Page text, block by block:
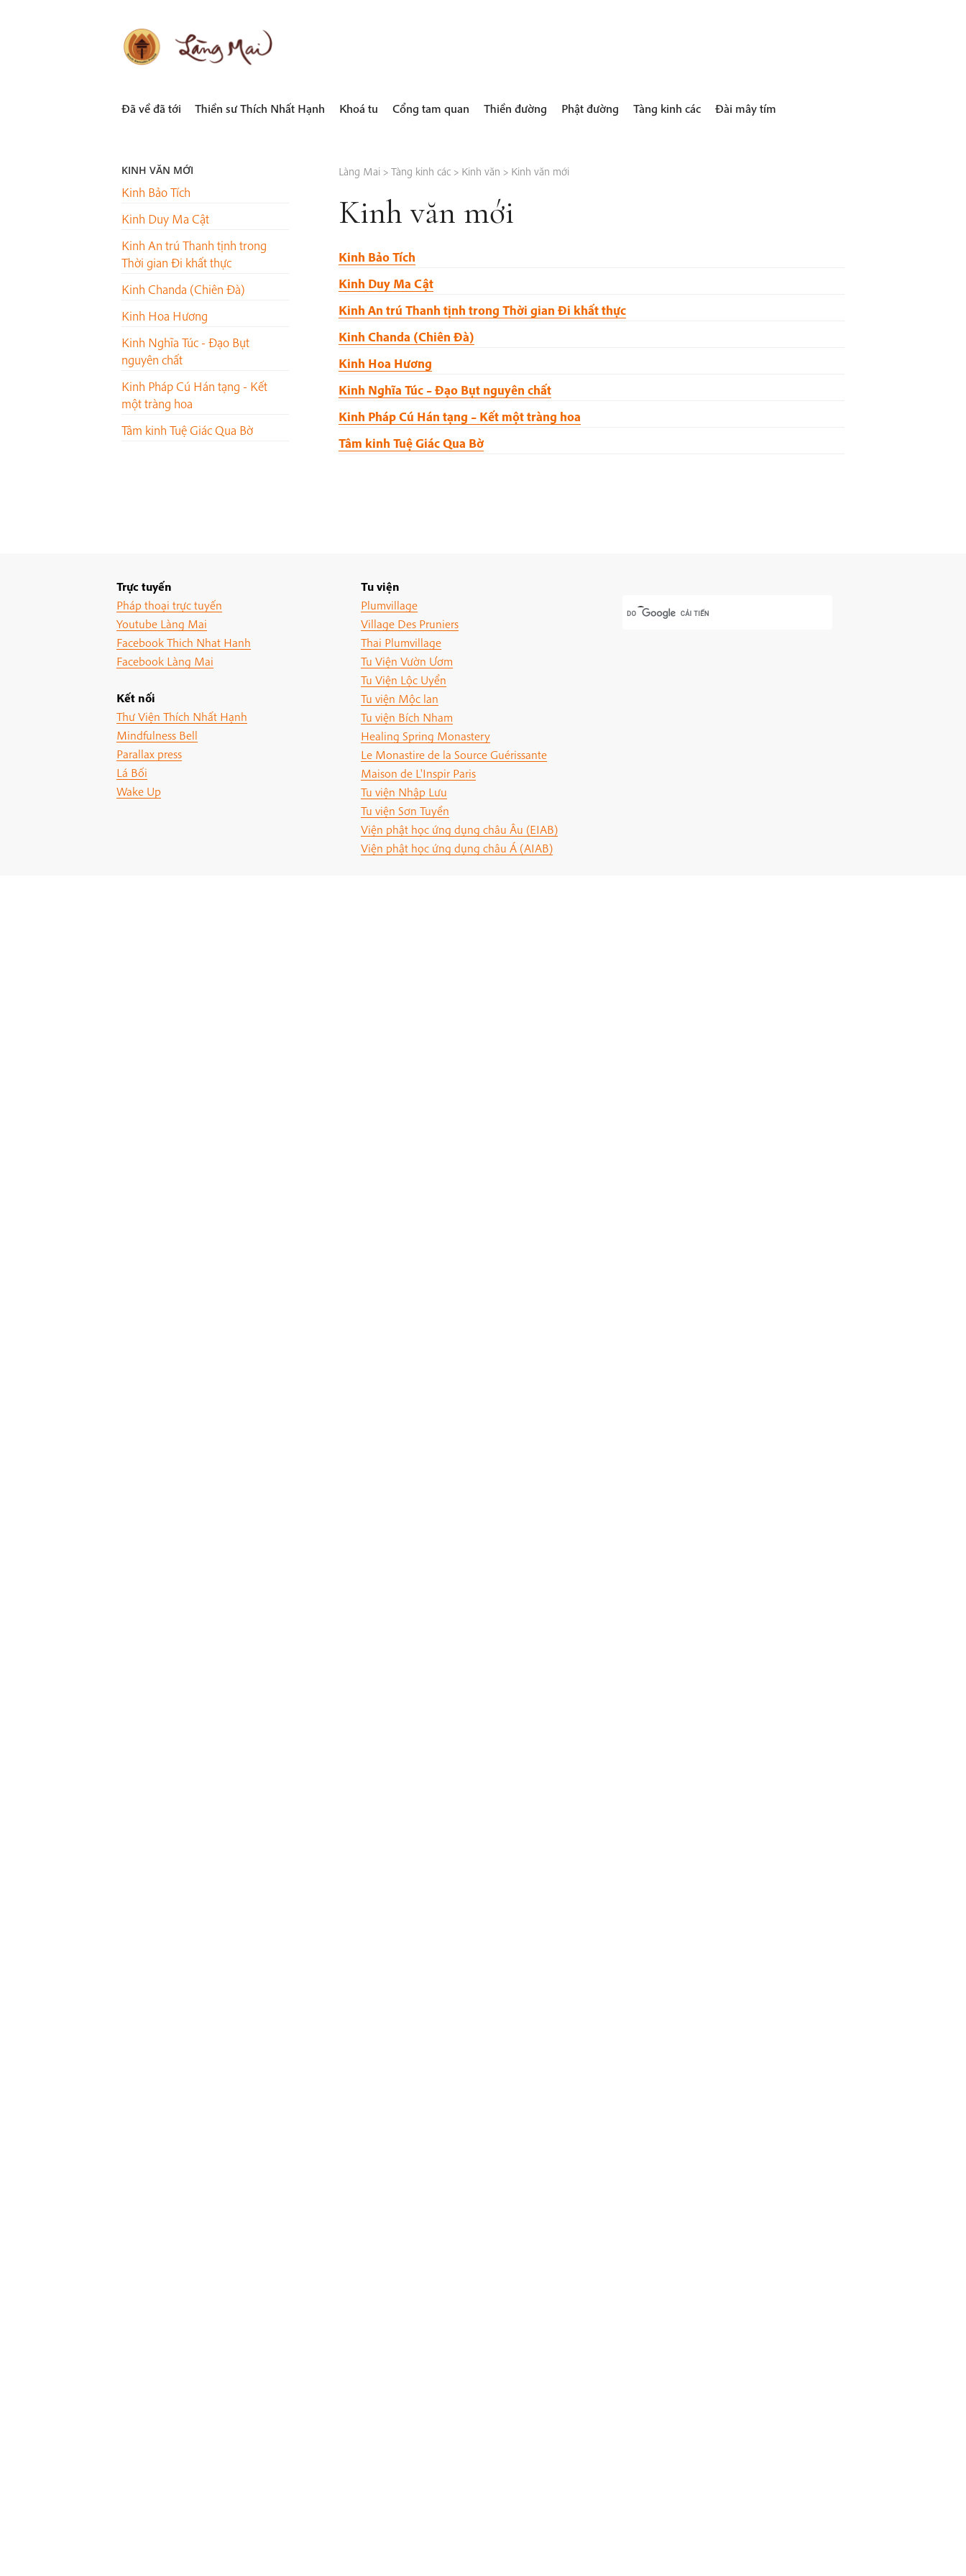
LÀNG MAI
Đã về đã tới Thiền sư Thích Nhất Hạnh Khoá tu Cổng tam quan Thiền đường Phật đường Tàng kinh các Đài mây tím
KINH VĂN MỚI
Kinh Bảo Tích
Kinh Duy Ma Cật
Kinh An trú Thanh tịnh trong
Thời gian Đi khất thực
Kinh Chanda (Chiên Đà)
Kinh Hoa Hương
Kinh Nghĩa Túc - Đạo Bụt
nguyên chất
Kinh Pháp Cú Hán tạng - Kết
một tràng hoa
Tâm kinh Tuệ Giác Qua Bờ
Làng Mai> Tàng kinh các> Kinh văn > Kinh văn mới
Kinh văn mới
Kinh Bảo Tích
Kinh Duy Ma Cật
Kinh An trú Thanh tịnh trong Thời gian Đi khất thực
Kinh Chanda (Chiên Đà)
Kinh Hoa Hương
Kinh Nghĩa Túc – Đạo Bụt nguyên chất
Kinh Pháp Cú Hán tạng – Kết một tràng hoa
Tâm kinh Tuệ Giác Qua Bờ
Trực tuyến
Pháp thoại trực tuyến
Youtube Làng Mai
Facebook Thich Nhat Hanh
Facebook Làng Mai
Kết nối
Thư Viện Thích Nhất Hạnh
Mindfulness Bell
Parallax press
Lá Bối
Wake Up
Tu viện
Plumvillage
Village Des Pruniers
Thai Plumvillage
Tu Viện Vườn Ươm
Tu Viện Lộc Uyển
Tu viện Mộc lan
Tu viện Bích Nham
Healing Spring Monastery
Le Monastire de la Source Guérissante
Maison de L'Inspir Paris
Tu viện Nhập Lưu
Tu viện Sơn Tuyền
Viện phật học ứng dụng châu Âu (EIAB)
Viện phật học ứng dụng châu Á (AIAB)